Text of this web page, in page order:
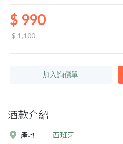
$ 990
$ 1,100
加入詢價單
酒款介紹
產地 西班牙